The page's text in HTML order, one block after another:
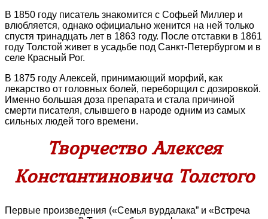
В 1850 году писатель знакомится с Софьей Миллер и
влюбляется, однако официально женится на ней только
спустя тринадцать лет в 1863 году. После отставки в 1861
году Толстой живет в усадьбе под Санкт-Петербургом и в
селе Красный Рог.
В 1875 году Алексей, принимающий морфий, как
лекарство от головных болей, переборщил с дозировкой.
Именно большая доза препарата и стала причиной
смерти писателя, слывшего в народе одним из самых
сильных людей того времени.
Творчество Алексея
Константиновича Толстого
Первые произведения («Семья вурдалака” и «Встреча